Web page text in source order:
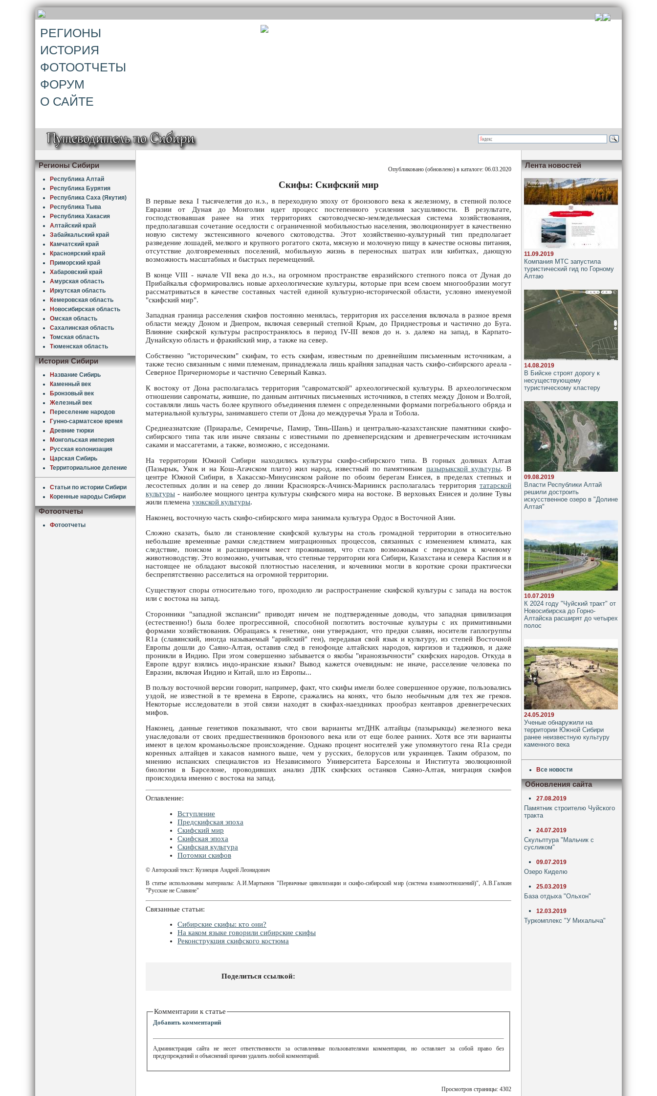
РЕГИОНЫ
ИСТОРИЯ
ФОТООТЧЕТЫ
ФОРУМ
О САЙТЕ
Регионы Сибири
Республика Алтай
Республика Бурятия
Республика Саха (Якутия)
Республика Тыва
Республика Хакасия
Алтайский край
Забайкальский край
Камчатский край
Красноярский край
Приморский край
Хабаровский край
Амурская область
Иркутская область
Кемеровская область
Новосибирская область
Омская область
Сахалинская область
Томская область
Тюменская область
История Сибири
Название Сибирь
Каменный век
Бронзовый век
Железный век
Переселение народов
Гунно-сарматское время
Древние тюрки
Монгольская империя
Русская колонизация
Царская Сибирь
Территориальное деление
Статьи по истории Сибири
Коренные народы Сибири
Фотоотчеты
Фотоотчеты
Опубликовано (обновлено) в каталоге: 06.03.2020
Скифы: Скифский мир
В первые века I тысячелетия до н.э., в переходную эпоху от бронзового века к железному, в степной полосе
Евразии от Дуная до Монголии идет процесс постепенного усиления засушливости. В результате,
господствовавшая ранее на этих территориях скотоводческо-земледельческая система хозяйствования,
предполагавшая сочетание оседлости с ограниченной мобильностью населения, эволюционирует в качественно
новую систему экстенсивного кочевого скотоводства. Этот хозяйственно-культурный тип предполагает
разведение лошадей, мелкого и крупного рогатого скота, мясную и молочную пищу в качестве основы питания,
отсутствие долговременных поселений, мобильную жизнь в переносных шатрах или кибитках, дающую
возможность масштабных и быстрых перемещений.
В конце VIII - начале VII века до н.э., на огромном пространстве евразийского степного пояса от Дуная до
Прибайкалья сформировались новые археологические культуры, которые при всем своем многообразии могут
рассматриваться в качестве составных частей единой культурно-исторической области, условно именуемой
"скифский мир".
Западная граница расселения скифов постоянно менялась, территория их расселения включала в разное время
области между Доном и Днепром, включая северный степной Крым, до Приднестровья и частично до Буга.
Влияние скифской культуры распространялось в период IV-III веков до н. э. далеко на запад, в Карпато-
Дунайскую область и фракийский мир, а также на север.
Собственно "историческим" скифам, то есть скифам, известным по древнейшим письменным источникам, а
также тесно связанным с ними племенам, принадлежала лишь крайняя западная часть скифо-сибирского ареала -
Северное Причерноморье и частично Северный Кавказ.
К востоку от Дона располагалась территория "савроматской" археологической культуры. В археологическом
отношении савроматы, жившие, по данным античных письменных источников, в степях между Доном и Волгой,
составляли лишь часть более крупного объединения племен с определенными формами погребального обряда и
материальной культуры, занимавшего степи от Дона до междуречья Урала и Тобола.
Среднеазиатские (Приаралье, Семиречье, Памир, Тянь-Шань) и центрально-казахстанские памятники скифо-
сибирского типа так или иначе связаны с известными по древнеперсидским и древнегреческим источникам
саками и массагетами, а также, возможно, с исседонами.
На территории Южной Сибири находились культуры скифо-сибирского типа. В горных долинах Алтая
(Пазырык, Укок и на Кош-Агачском плато) жил народ, известный по памятникам пазырыкской культуры. В
центре Южной Сибири, в Хакасско-Минусинском районе по обоим берегам Енисея, в пределах степных и
лесостепных долин и на север до линии Красноярск-Ачинск-Мариинск располагалась территория татарской
культуры - наиболее мощного центра культуры скифского мира на востоке. В верховьях Енисея и долине Тувы
жили племена уюкской культуры.
Наконец, восточную часть скифо-сибирского мира занимала культура Ордос в Восточной Азии.
Сложно сказать, было ли становление скифской культуры на столь громадной территории в относительно
небольшие временные рамки следствием миграционных процессов, связанных с изменением климата, как
следствие, поиском и расширением мест проживания, что стало возможным с переходом к кочевому
животноводству. Это возможно, учитывая, что степные территории юга Сибири, Казахстана и севера Каспия и в
настоящее не обладают высокой плотностью населения, и кочевники могли в короткие сроки практически
беспрепятственно расселиться на огромной территории.
Существуют споры относительно того, проходило ли распространение скифской культуры с запада на восток
или с востока на запад.
Сторонники "западной экспансии" приводят ничем не подтвержденные доводы, что западная цивилизация
(естественно!) была более прогрессивной, способной поглотить восточные культуры с их примитивными
формами хозяйствования. Обращаясь к генетике, они утверждают, что предки славян, носители гаплогруппы
R1a (славянский, иногда называемый "арийский" ген), передавая свой язык и культуру, из степей Восточной
Европы дошли до Саяно-Алтая, оставив след в генофонде алтайских народов, киргизов и таджиков, и даже
проникли в Индию. При этом совершенно забывается о якобы "ираноязычности" скифских народов. Откуда в
Европе вдруг взялись индо-иранские языки? Вывод кажется очевидным: не иначе, расселение человека по
Евразии, включая Индию и Китай, шло из Европы...
В пользу восточной версии говорит, например, факт, что скифы имели более совершенное оружие, пользовались
уздой, не известной в те времена в Европе, сражались на конях, что было необычным для тех же греков.
Некоторые исследователи в этой связи находят в скифах-наездниках прообраз кентавров древнегреческих
мифов.
Наконец, данные генетиков показывают, что свои варианты мтДНК алтайцы (пазырыкцы) железного века
унаследовали от своих предшественников бронзового века или от еще более ранних. Хотя все эти варианты
имеют в целом кроманьольское происхождение. Однако процент носителей уже упомянутого гена R1a среди
коренных алтайцев и хакасов намного выше, чем у русских, белорусов или украинцев. Таким образом, по
мнению испанских специалистов из Независимого Университета Барселоны и Института эволюционной
биологии в Барселоне, проводивших анализ ДПК скифских останков Саяно-Алтая, миграция скифов
происходила именно с востока на запад.
Оглавление:
Вступление
Предскифская эпоха
Скифский мир
Скифская эпоха
Скифская культура
Потомки скифов
© Авторский текст: Кузнецов Андрей Леонидович
В статье использованы материалы: А.И.Мартынов "Первичные цивилизации и скифо-сибирский мир (система взаимоотношений)", А.В.Галкин
"Русские не Славяне"
Связанные статьи:
Сибирские скифы: кто они?
На каком языке говорили сибирские скифы
Реконструкция скифского костюма
Поделиться ссылкой:
Комментарии к статье
Добавить комментарий
Администрация сайта не несет ответственности за оставленные пользователями комментарии, но оставляет за собой право без
предупреждений и объяснений причин удалить любой комментарий.
Просмотров страницы: 4302
Лента новостей
11.09.2019
Компания МТС запустила
туристический гид по Горному
Алтаю
14.08.2019
В Бийске строят дорогу к
несуществующему
туристическому кластеру
09.08.2019
Власти Республики Алтай
решили достроить
искусственное озеро в "Долине
Алтая"
10.07.2019
К 2024 году "Чуйский тракт" от
Новосибирска до Горно-
Алтайска расширят до четырех
полос
24.05.2019
Ученые обнаружили на
территории Южной Сибири
ранее неизвестную культуру
каменного века
Все новости
Обновления сайта
27.08.2019
Памятник строителю Чуйского
тракта
24.07.2019
Скульптура "Мальчик с
сусликом"
09.07.2019
Озеро Киделю
25.03.2019
База отдыха "Ольхон"
12.03.2019
Туркомплекс "У Михалыча"